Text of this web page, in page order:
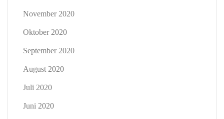
November 2020
Oktober 2020
September 2020
August 2020
Juli 2020
Juni 2020